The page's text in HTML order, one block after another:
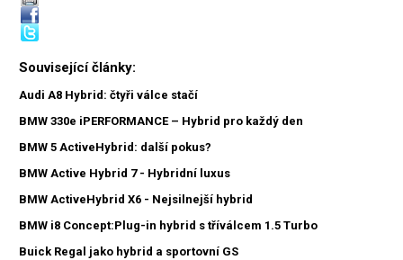
Související články:
Audi A8 Hybrid: čtyři válce stačí
BMW 330e iPERFORMANCE – Hybrid pro každý den
BMW 5 ActiveHybrid: další pokus?
BMW Active Hybrid 7 - Hybridní luxus
BMW ActiveHybrid X6 - Nejsilnejší hybrid
BMW i8 Concept:Plug-in hybrid s tříválcem 1.5 Turbo
Buick Regal jako hybrid a sportovní GS